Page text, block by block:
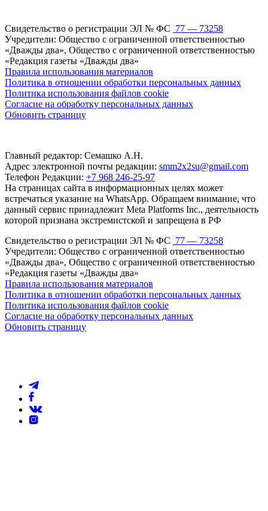
Свидетельство о регистрации ЭЛ № ФС 77 — 73258
Учредители: Общество с ограниченной ответственностью
«Дважды два», Общество с ограниченной ответственностью
«Редакция газеты «Дважды два»
Правила использования материалов
Политика в отношении обработки персональных данных
Политика использования файлов cookie
Согласие на обработку персональных данных
Обновить страницу
Главный редактор: Семашко А.Н.
Адрес электронной почты редакции: smm2x2su@gmail.com
Телефон Редакции: +7 968 246-25-97
На страницах сайта в информационных целях может
встречаться указание на WhatsApp. Обращаем внимание, что
данный сервис принадлежит Meta Platforms Inc., деятельность
которой признана экстремистской и запрещена в РФ
Свидетельство о регистрации ЭЛ № ФС 77 — 73258
Учредители: Общество с ограниченной ответственностью
«Дважды два», Общество с ограниченной ответственностью
«Редакция газеты «Дважды два»
Правила использования материалов
Политика в отношении обработки персональных данных
Политика использования файлов cookie
Согласие на обработку персональных данных
Обновить страницу